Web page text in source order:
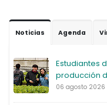
Noticias Agenda
Estudiantes
producción
06 agosto 2026